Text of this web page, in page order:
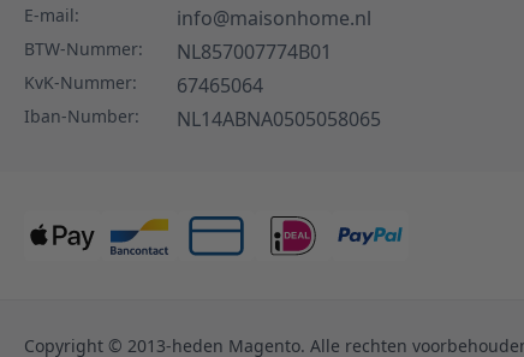
E-mail: info@maisonhome.nl
BTW-Nummer: NL857007774B01
KvK-Nummer: 67465064
Iban-Number: NL14ABNA0505058065
Copyright © 2013-heden Magento. Alle rechten